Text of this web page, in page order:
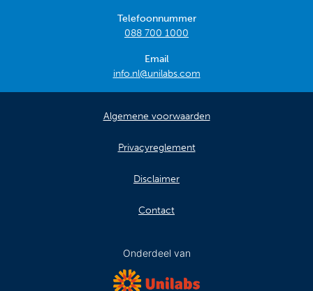
Telefoonnummer
088 700 1000
Email
info.nl@unilabs.com
Algemene voorwaarden
Privacyreglement
Disclaimer
Contact
Onderdeel van